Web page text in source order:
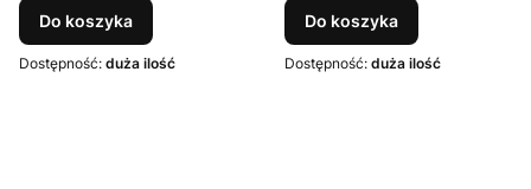
Do koszyka
Dostępność: duża ilość
Do koszyka
Dostępność: duża ilość